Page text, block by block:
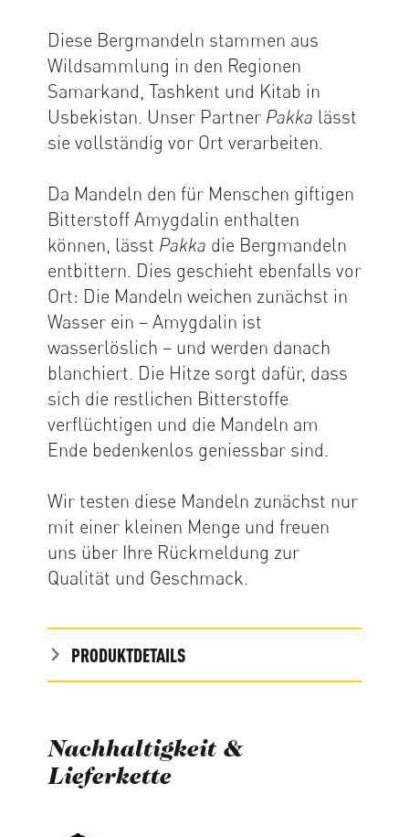
Diese Bergmandeln stammen aus
Wildsammlung in den Regionen
Samarkand, Tashkent und Kitab in
Usbekistan. Unser Partner Pakka lässt
sie vollständig vor Ort verarbeiten.
Da Mandeln den für Menschen giftigen
Bitterstoff Amygdalin enthalten
können, lässt Pakka die Bergmandeln
entbittern. Dies geschieht ebenfalls vor
Ort: Die Mandeln weichen zunächst in
Wasser ein – Amygdalin ist
wasserlöslich – und werden danach
blanchiert. Die Hitze sorgt dafür, dass
sich die restlichen Bitterstoffe
verflüchtigen und die Mandeln am
Ende bedenkenlos geniessbar sind.
Wir testen diese Mandeln zunächst nur
mit einer kleinen Menge und freuen
uns über Ihre Rückmeldung zur
Qualität und Geschmack.
PRODUKTDETAILS
Nachhaltigkeit &
Lieferkette